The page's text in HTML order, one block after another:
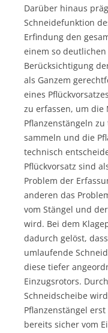
Darüber hinaus
Schneidefunktion
Erfindung den
einem so
Berücksichtigung
als Ganzem
eines
zu erfassen, um die
Pflanzenstängeln
sammeln und die
technisch
Pflückvorsatz sind
Problem der
anderen das
vom Stängel und
wird. Bei dem
dadurch gelöst,
umlaufende
diese tiefer
Einzugsrotors.
Schneidscheibe
Pflanzenstängel
bereits sicher vom